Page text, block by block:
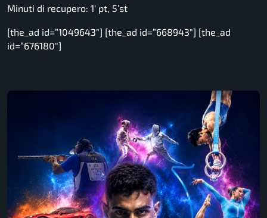
Minuti di recupero: 1′ pt, 5’st
[the_ad id=”1049643″] [the_ad id=”668943″] [the_ad
id=”676180″]